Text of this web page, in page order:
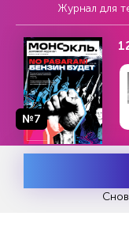
Авторы
Магазин
Рекламодателям
Посодействуй
Свидетельство о
Журнал для
№7